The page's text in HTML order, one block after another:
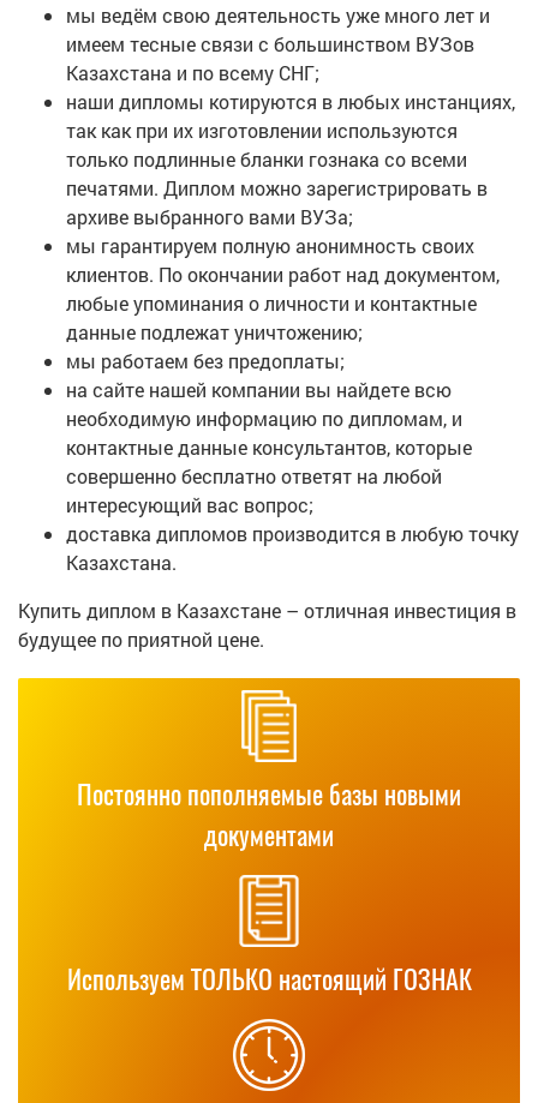
мы ведём свою деятельность уже много лет и
имеем тесные связи с большинством ВУЗов
Казахстана и по всему СНГ;
наши дипломы котируются в любых инстанциях,
так как при их изготовлении используются
только подлинные бланки гознака со всеми
печатями. Диплом можно зарегистрировать в
архиве выбранного вами ВУЗа;
мы гарантируем полную анонимность своих
клиентов. По окончании работ над документом,
любые упоминания о личности и контактные
данные подлежат уничтожению;
мы работаем без предоплаты;
на сайте нашей компании вы найдете всю
необходимую информацию по дипломам, и
контактные данные консультантов, которые
совершенно бесплатно ответят на любой
интересующий вас вопрос;
доставка дипломов производится в любую точку
Казахстана.
Купить диплом в Казахстане – отличная инвестиция в
будущее по приятной цене.
Постоянно пополняемые базы новыми
документами
Используем ТОЛЬКО настоящий ГОЗНАК